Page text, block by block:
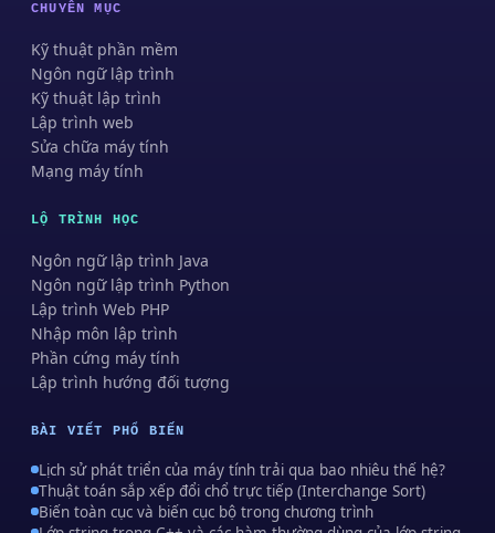
CHUYÊN MỤC
Kỹ thuật phần mềm
Ngôn ngữ lập trình
Kỹ thuật lập trình
Lập trình web
Sửa chữa máy tính
Mạng máy tính
LỘ TRÌNH HỌC
Ngôn ngữ lập trình Java
Ngôn ngữ lập trình Python
Lập trình Web PHP
Nhập môn lập trình
Phần cứng máy tính
Lập trình hướng đối tượng
BÀI VIẾT PHỔ BIẾN
Lịch sử phát triển của máy tính trải qua bao nhiêu thế hệ?
Thuật toán sắp xếp đổi chổ trực tiếp (Interchange Sort)
Biến toàn cục và biến cục bộ trong chương trình